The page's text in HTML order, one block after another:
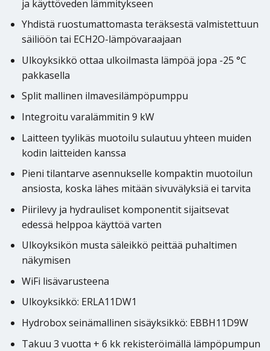
ja käyttöveden lämmitykseen
Yhdistä ruostumattomasta teräksestä valmistettuun
säiliöön tai ECH2O-lämpövaraajaan
Ulkoyksikkö ottaa ulkoilmasta lämpöä jopa -25 °C
pakkasella
Split mallinen ilmavesilämpöpumppu
Integroitu varalämmitin 9 kW
Laitteen tyylikäs muotoilu sulautuu yhteen muiden
kodin laitteiden kanssa
Pieni tilantarve asennukselle kompaktin muotoilun
ansiosta, koska lähes mitään sivuvälyksiä ei tarvita
Piirilevy ja hydrauliset komponentit sijaitsevat
edessä helppoa käyttöä varten
Ulkoyksikön musta säleikkö peittää puhaltimen
näkymisen
WiFi lisävarusteena
Ulkoyksikkö: ERLA11DW1
Hydrobox seinämallinen sisäyksikkö: EBBH11D9W
Takuu 3 vuotta + 6 kk rekisteröimällä lämpöpumpun